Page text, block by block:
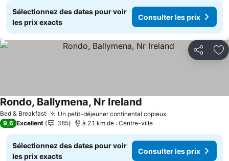
Sélectionnez des dates pour voir
les prix exacts
Consulter les prix
Partager
Bed & Breakfast Un petit-déjeuner continental copieux
Rondo, Ballymena, Nr Ireland
9,6 Excellent 385 à 2.1 km de : Centre-ville
Sélectionnez des dates pour voir
les prix exacts
Consulter les prix